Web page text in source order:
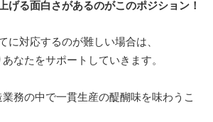
げる面白さがあるのがこのポジション！
に対応するのが難しい場合は、
なたをサポートしていきます。
務の中で一貫生産の醍醐味を味わうこ